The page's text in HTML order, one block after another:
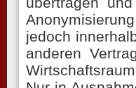
jedoch
anderen